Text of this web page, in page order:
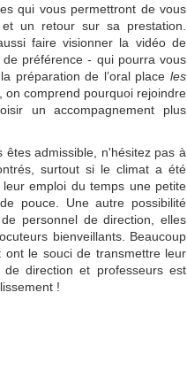
qui vous permettront de vous
un retour sur sa prestation.
faire visionner la vidéo de
préférence - qui pourra vous
préparation de l’oral place les
comprend pourquoi rejoindre
un accompagnement plus
admissible, n'hésitez pas à
surtout si le climat a été
emploi du temps une petite
pouce. Une autre possibilité
personnel de direction, elles
bienveillants. Beaucoup
ont le souci de transmettre leur
direction et professeurs est
!